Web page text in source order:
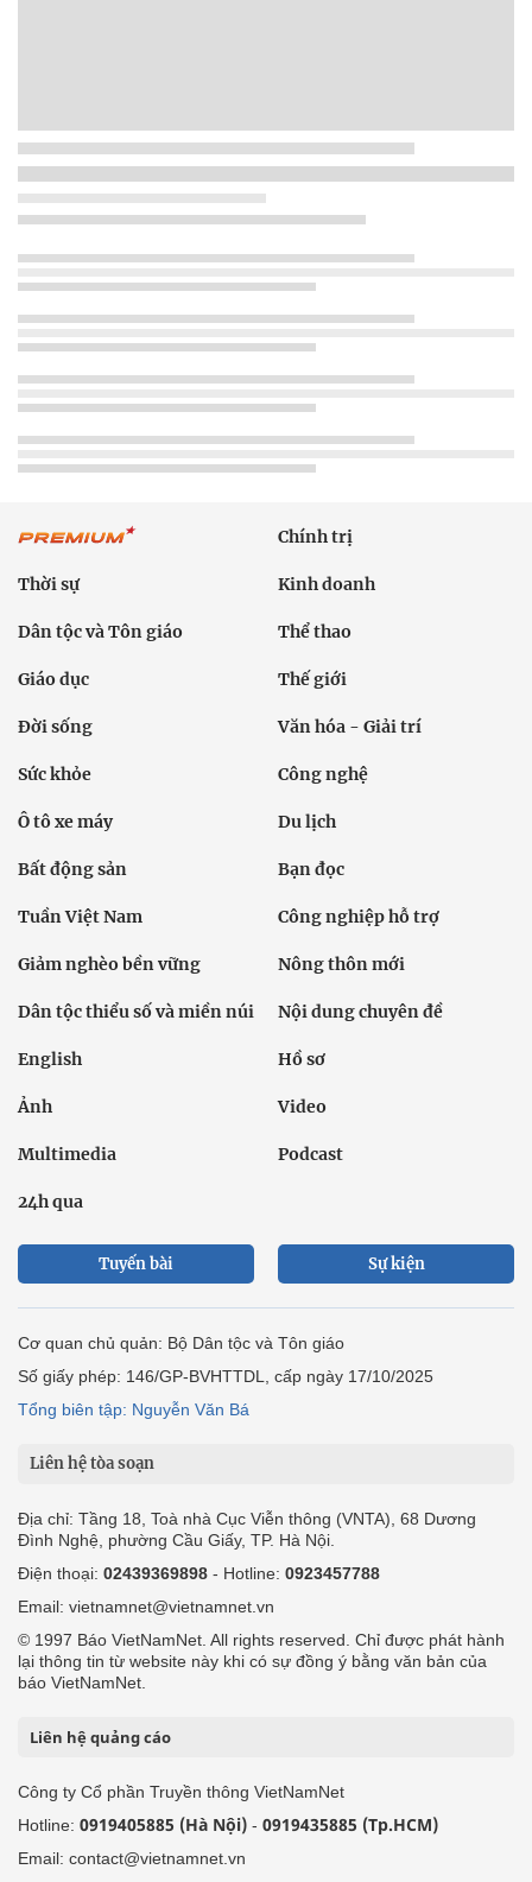
Chính trị
Thời sự Kinh doanh
Dân tộc và Tôn giáo Thể thao
Giáo dục Thế giới
Đời sống Văn hóa - Giải trí
Sức khỏe Công nghệ
Ô tô xe máy Du lịch
Bất động sản Bạn đọc
Tuần Việt Nam Công nghiệp hỗ trợ
Giảm nghèo bền vững Nông thôn mới
Dân tộc thiểu số và miền núi Nội dung chuyên đề
English Hồ sơ
Ảnh Video
Multimedia Podcast
24h qua
Tuyến bài Sự kiện
Cơ quan chủ quản: Bộ Dân tộc và Tôn giáo
Số giấy phép: 146/GP-BVHTTDL, cấp ngày 17/10/2025
Tổng biên tập: Nguyễn Văn Bá
Liên hệ tòa soạn
Địa chỉ: Tầng 18, Toà nhà Cục Viễn thông (VNTA), 68 Dương
Đình Nghệ, phường Cầu Giấy, TP. Hà Nội.
Điện thoại: 02439369898 - Hotline: 0923457788
Email: vietnamnet@vietnamnet.vn
© 1997 Báo VietNamNet. All rights reserved. Chỉ được phát hành
lại thông tin từ website này khi có sự đồng ý bằng văn bản của
báo VietNamNet.
Liên hệ quảng cáo
Công ty Cổ phần Truyền thông VietNamNet
Hotline: 0919405885 (Hà Nội) - 0919435885 (Tp.HCM)
Email: contact@vietnamnet.vn